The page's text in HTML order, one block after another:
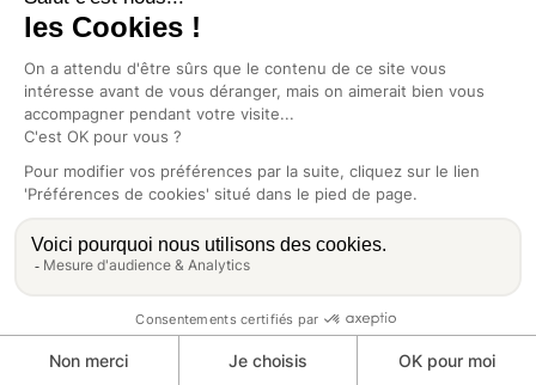
empêche de penser la variété et la gravité des
différentes atteintes à la création. Entretien avec
la chercheuse.
ENTRETIEN| JUILLET 2026| CONTROVERSES
Groenland Géopolitique Afrique